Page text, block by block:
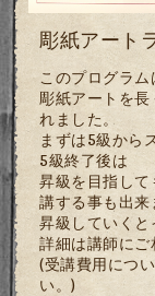
彫紙アート
このプログラ
彫紙アートを
れました。
まずは5級から
5級終了後は
昇級を目指し
講する事も出来
昇級していくと
詳細は講師にご
(受講費用につ
い。)